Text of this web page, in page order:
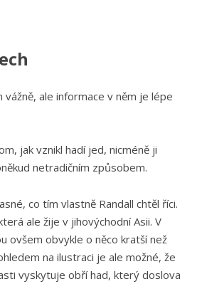
ale informace v něm je lépe
jak vznikl hadí jed, nicméně ji
netradičním způsobem.
co tím vlastně Randall chtěl říci.
ale žije v jihovýchodní Asii. V
ovšem obvykle o něco kratší než
na ilustraci je ale možné, že
vyskytuje obří had, který doslova